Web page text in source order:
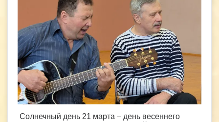
Солнечный день 21 марта – день весеннего